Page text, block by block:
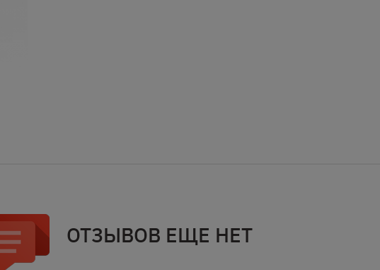
ОТЗЫВОВ ЕЩЕ НЕТ